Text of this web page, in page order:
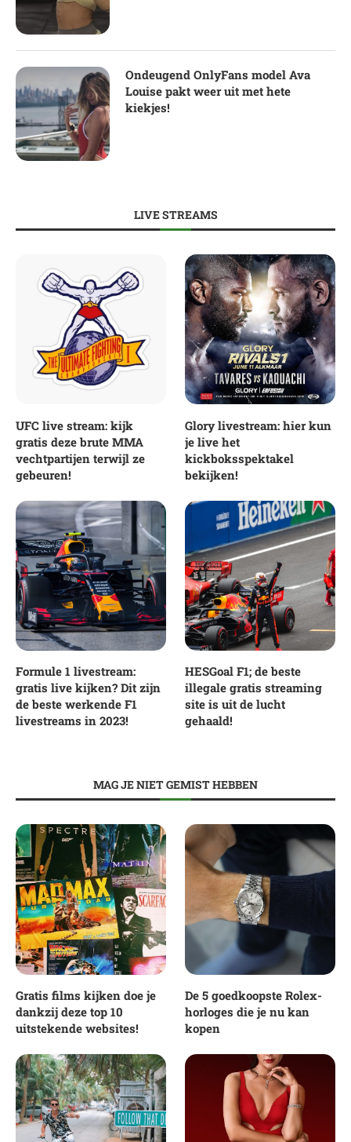
Ondeugend OnlyFans model Ava
Louise pakt weer uit met hete
kiekjes!
LIVE STREAMS
UFC live stream: kijk
gratis deze brute MMA
vechtpartijen terwijl ze
gebeuren!
Glory livestream: hier kun
je live het
kickboksspektakel
bekijken!
Formule 1 livestream:
gratis live kijken? Dit zijn
de beste werkende F1
livestreams in 2023!
HESGoal F1; de beste
illegale gratis streaming
site is uit de lucht
gehaald!
MAG JE NIET GEMIST HEBBEN
Gratis films kijken doe je
dankzij deze top 10
uitstekende websites!
De 5 goedkoopste Rolex-
horloges die je nu kan
kopen